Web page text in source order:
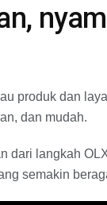
produk dan
dan mudah.
dari langkah
semakin